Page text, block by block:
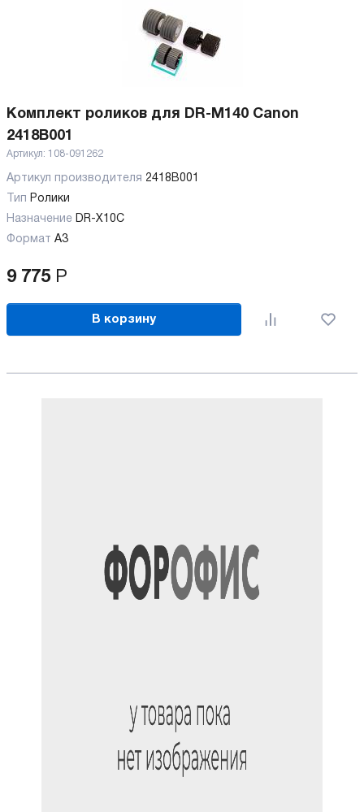
Комплект роликов для DR-M140 Canon
2418B001
Артикул: 108-091262
Артикул производителя 2418B001
Тип Ролики
Назначение DR-X10C
Формат А3
9 775 Р
В корзину